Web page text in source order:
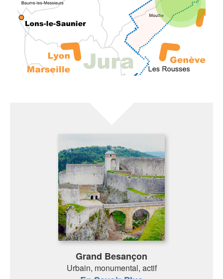
Grand Besançon
Urbain, monumental, actif